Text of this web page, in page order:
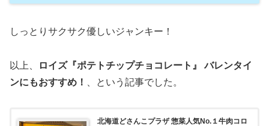
しっとりサクサク優しいジャンキー！
以上、
ロイズ『ポテトチップチョコレート』 バレンタイ
ンにもおすすめ！
、という記事でした。
北海道どさんこプラザ 惣菜人気No.１牛肉コロ